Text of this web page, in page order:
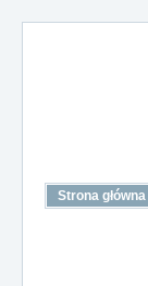
Strona główna